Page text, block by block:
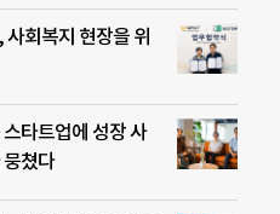
회복지 현장을 위
타트업에 성장 사
쳤다